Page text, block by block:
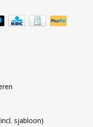
sjabloon)